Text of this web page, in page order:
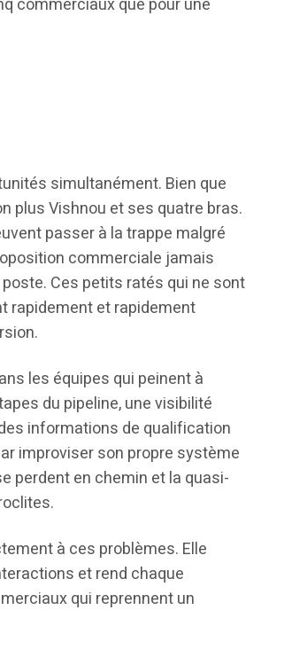
commerciaux que pour une
simultanément. Bien que
plus Vishnou et ses quatre bras.
passer à la trappe malgré
commerciale jamais
Ces petits ratés qui ne sont
rapidement et rapidement
les équipes qui peinent à
du pipeline, une visibilité
informations de qualification
improviser son propre système
perdent en chemin et la quasi-
à ces problèmes. Elle
et rend chaque
qui reprennent un